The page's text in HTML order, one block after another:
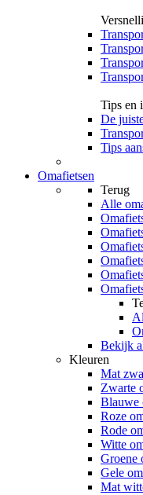
Tips en
De
Tips
Omafietsen
Terug
Alle
Bekijk
Kleuren
Mat
Zwarte
Blauwe
Roze
Rode
Witte
Groene
Gele
Mat